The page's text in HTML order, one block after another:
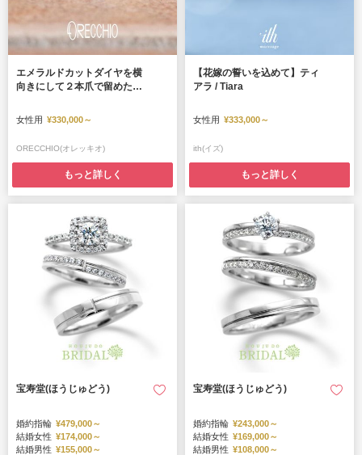
エメラルドカットダイヤを横
向きにして２本爪で留めたシ
指輪 ＜aman～アマン＞AE
-1302
女性用 ¥330,000～
ORECCHIO(オレッキオ)
もっと詳しく
【花嫁の誓いを込めて】ティ
アラ / Tiara
女性用 ¥333,000～
ith(イズ)
もっと詳しく
宝寿堂(ほうじゅどう)
婚約指輪 ¥479,000～
結婚女性 ¥174,000～
結婚男性 ¥155,000～
宝寿堂(ほうじゅどう)
婚約指輪 ¥243,000～
結婚女性 ¥169,000～
結婚男性 ¥108,000～